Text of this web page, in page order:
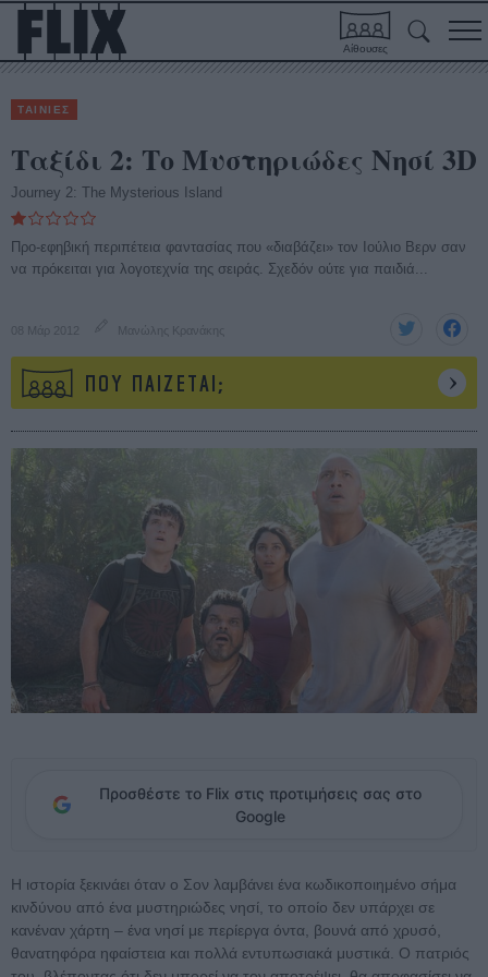
Αίθουσες
ΤΑΙΝΙΕΣ
Ταξίδι 2: Το Μυστηριώδες Νησί 3D
Journey 2: The Mysterious Island
Προ-εφηβική περιπέτεια φαντασίας που «διαβάζει» τον Ιούλιο Βερν σαν
να πρόκειται για λογοτεχνία της σειράς. Σχεδόν ούτε για παιδιά...
08 Μάρ 2012 Μανώλης Κρανάκης
ΠΟΥ ΠΑΙΖΕΤΑΙ;
Προσθέστε το Flix στις προτιμήσεις σας στο
Google
Η ιστορία ξεκινάει όταν ο Σον λαμβάνει ένα κωδικοποιημένο σήμα
κινδύνου από ένα μυστηριώδες νησί, το οποίο δεν υπάρχει σε
κανέναν χάρτη – ένα νησί με περίεργα όντα, βουνά από χρυσό,
θανατηφόρα ηφαίστεια και πολλά εντυπωσιακά μυστικά. Ο πατριός